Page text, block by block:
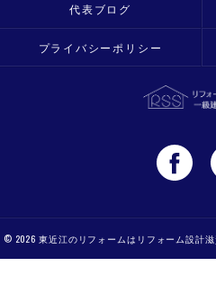
代表ブログ
プライバシーポリシー
© 2026 東近江のリフォームはリフォーム設計滋賀